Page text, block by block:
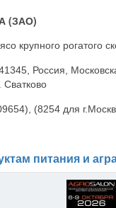
(ЗАО)
крупного рогатого
Россия,
Сватково
(8254 для
питания и